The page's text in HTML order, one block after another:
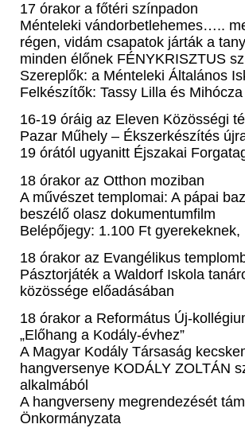
17 órakor a főtéri színpadon
Ménteleki vándorbetlehemes…..
régen, vidám csapatok járták a
minden élőnek FÉNYKRISZTUS
Szereplők: a Ménteleki Általános
Felkészítők: Tassy Lilla és
16-19 óráig az Eleven Közösségi
Pazar Műhely – Ékszerkészítés
19 órától ugyanitt Éjszakai
18 órakor az Otthon moziban
A művészet templomai: A pápai
beszélő olasz dokumentumfilm
Belépőjegy: 1.100 Ft
18 órakor az Evangélikus
Pásztorjáték a Waldorf Iskola
közössége előadásában
18 órakor a Református Új-
„Előhang a Kodály-évhez”
A Magyar Kodály Társaság
hangversenye KODÁLY ZOLTÁN
alkalmából
A hangverseny megrendezését
Önkormányzata